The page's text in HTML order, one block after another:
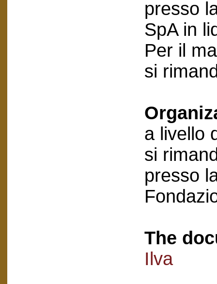
presso
SpA in
Per il
si
a livello
si
presso
The
Ilva